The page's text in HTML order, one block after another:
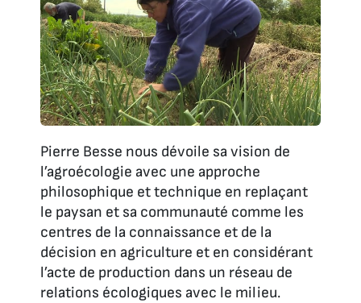
Pierre Besse nous dévoile sa vision de
l’agroécologie avec une approche
philosophique et technique en replaçant
le paysan et sa communauté comme les
centres de la connaissance et de la
décision en agriculture et en considérant
l’acte de production dans un réseau de
relations écologiques avec le milieu.